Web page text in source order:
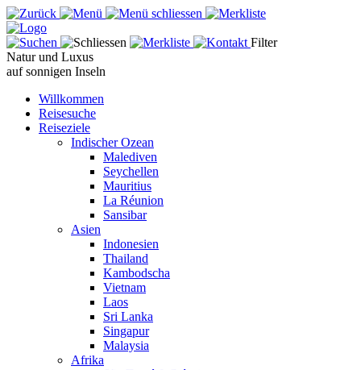
Filter
Natur und Luxus
auf sonnigen Inseln
Willkommen
Reisesuche
Reiseziele
Indischer Ozean
Malediven
Seychellen
Mauritius
La Réunion
Sansibar
Asien
Indonesien
Thailand
Kambodscha
Vietnam
Laos
Sri Lanka
Singapur
Malaysia
Afrika